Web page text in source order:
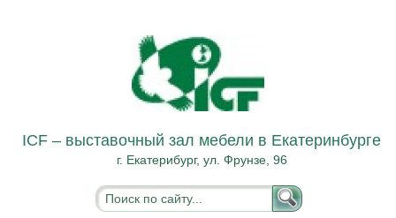
ICF – выставочный зал мебели в Екатеринбурге
г. Екатерибург, ул. Фрунзе, 96